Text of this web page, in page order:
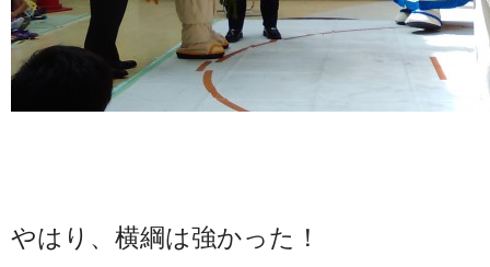
やはり、横綱は強かった！